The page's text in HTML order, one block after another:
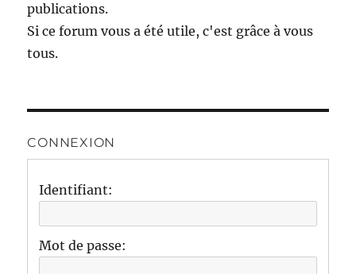
publications.
Si ce forum vous a été utile, c'est grâce à vous
tous.
CONNEXION
Identifiant:
Mot de passe: